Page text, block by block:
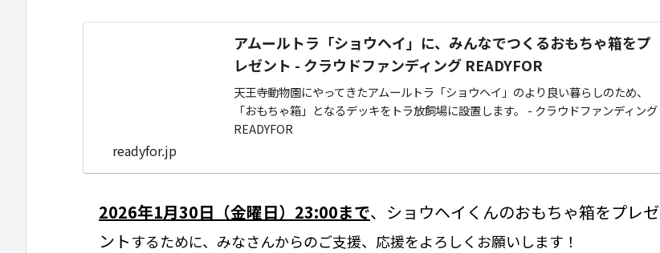
アムールトラ「ショウヘイ」に、みんなでつくるおもちゃ箱をプ
レゼント - クラウドファンディング READYFOR
天王寺動物園にやってきたアムールトラ「ショウヘイ」のより良い暮らしのため、
「おもちゃ箱」となるデッキをトラ放飼場に設置します。 - クラウドファンディング
READYFOR
readyfor.jp
2026年1月30日（金曜日）23:00まで、ショウヘイくんのおもちゃ箱をプレゼ
ントするために、みなさんからのご支援、応援をよろしくお願いします！